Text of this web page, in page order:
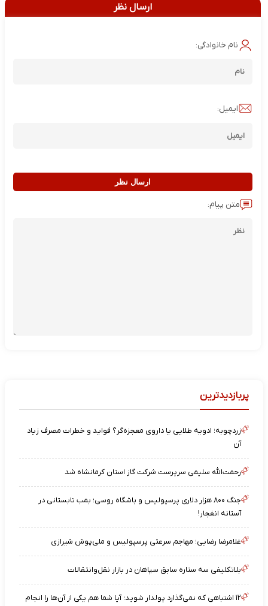
ارسال نظر
نام خانوادگی:
ایمیل:
ارسال نظر
متن پیام:
پربازدیدترین
زردچوبه؛ ادویه طلایی یا داروی معجزه‌گر؟ فواید و خطرات مصرف زیاد
آن
رحمت‌الله سلیمی سرپرست شرکت گاز استان کرمانشاه شد
جنگ ۸۰۰ هزار دلاری پرسپولیس و باشگاه روسی؛ بمب تابستانی در
آستانه انفجار!
غلامرضا رضایی؛ مهاجم سرعتی پرسپولیس و ملی‌پوش شیرازی
بلاتکلیفی سه ستاره سابق سپاهان در بازار نقل‌وانتقالات
۱۲ اشتباهی که نمی‌گذارد پولدار شوید؛ آیا شما هم یکی از آن‌ها را انجام